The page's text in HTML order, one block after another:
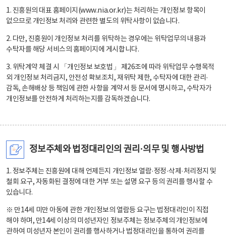
1. 진흥원의 대표 홈페이지(www.nia.or.kr)는 처리하는 개인정보 항목이
없으므로 개인정보 처리와 관련한 별도의 위탁사항이 없습니다.
2. 다만, 진흥원이 개인정보 처리를 위탁하는 경우에는 위탁업무의 내용과
수탁자를 해당 서비스의 홈페이지에 게시합니다.
3. 위탁계약 체결 시 「개인정보 보호법」 제26조에 따라 위탁업무 수행목적
외 개인정보 처리금지, 안전성 확보조치, 재위탁 제한, 수탁자에 대한 관리·
감독, 손해배상 등 책임에 관한 사항을 계약서 등 문서에 명시하고, 수탁자가
개인정보를 안전하게 처리하는지를 감독하겠습니다.
정보주체와 법정대리인의 권리·의무 및 행사방법
1. 정보주체는 진흥원에 대해 언제든지 개인정보 열람·정정·삭제·처리정지 및
철회 요구, 자동화된 결정에 대한 거부 또는 설명 요구 등의 권리를 행사할 수
있습니다.
※ 만14세 미만 아동에 관한 개인정보의 열람등 요구는 법정대리인이 직접
해야 하며, 만14세 이상의 미성년자인 정보주체는 정보주체의 개인정보에
관하여 미성년자 본인이 권리를 행사하거나 법정대리인을 통하여 권리를